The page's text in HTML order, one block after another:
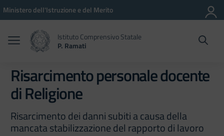
Vai ai contenuti
Vai al menu di navigazione
Vai al footer
Ministero dell'Istruzione e del Merito
Istituto Comprensivo Statale
P. Ramati
Risarcimento personale docente
di Religione
Risarcimento dei danni subiti a causa della
mancata stabilizzazione del rapporto di lavoro